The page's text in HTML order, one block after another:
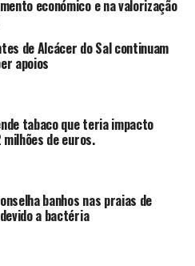
económico e na valorização
de Alcácer do Sal continuam
apoios
tabaco que teria impacto
de euros.
banhos nas praias de
a bactéria